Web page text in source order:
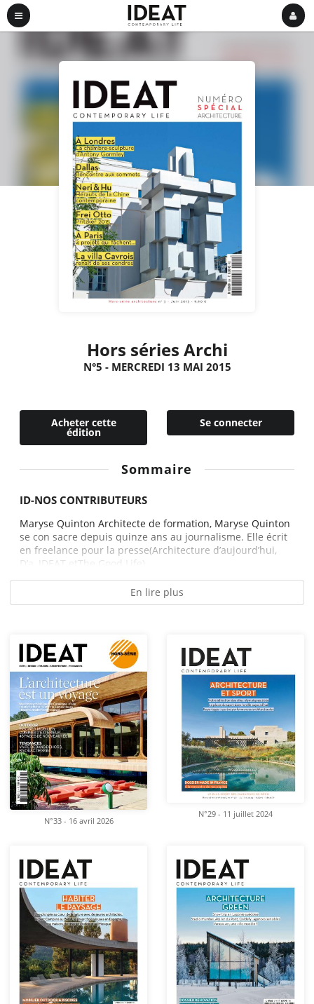
Hors séries Archi
N°5 - MERCREDI 13 MAI 2015
Acheter cette
édition
Se connecter
Sommaire
ID-NOS CONTRIBUTEURS
Maryse Quinton Architecte de formation, Maryse Quinton
se con sacre depuis quinze ans au journalisme. Elle écrit
en freelance pour la presse(Architecture d’aujourd’hui,
D’a, IDEAT etThe Good Life)...
En lire plus
N°33 - 16 avril 2026
N°29 - 11 juillet 2024